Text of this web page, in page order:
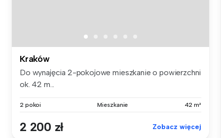
Kraków
Do wynajęcia 2-pokojowe mieszkanie o powierzchni
ok. 42 m...
2 pokoi Mieszkanie 42 m²
2 200 zł Zobacz więcej